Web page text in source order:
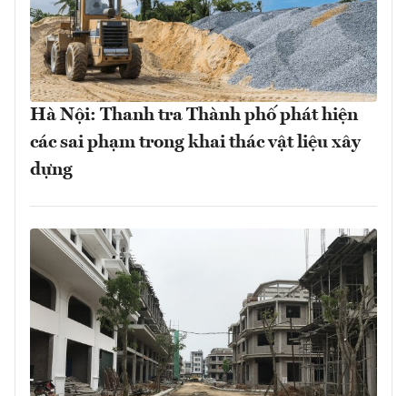
Hà Nội: Thanh tra Thành phố phát hiện
các sai phạm trong khai thác vật liệu xây
dựng